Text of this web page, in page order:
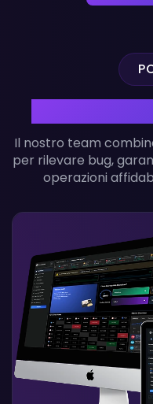
Il nostro team
per rilevare bug,
operazioni